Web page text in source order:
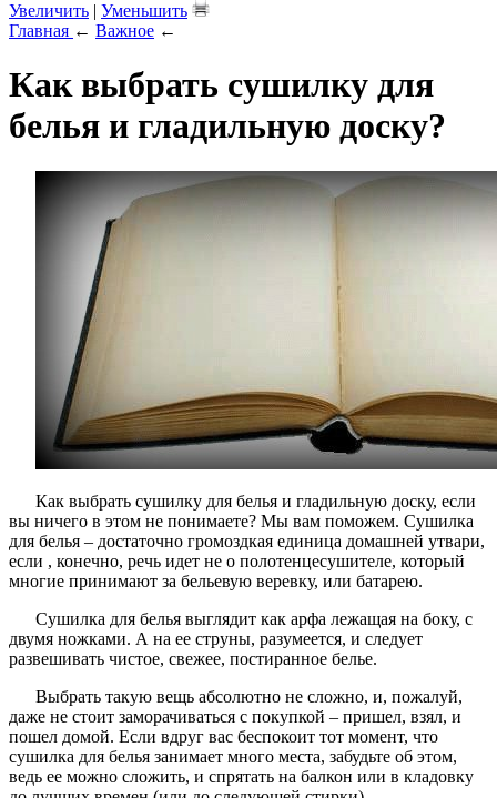
Увеличить | Уменьшить
Главная ← Важное ←
Как выбрать сушилку для
белья и гладильную доску?
Как выбрать сушилку для белья и гладильную доску, если
вы ничего в этом не понимаете? Мы вам поможем. Сушилка
для белья – достаточно громоздкая единица домашней утвари,
если , конечно, речь идет не о полотенцесушителе, который
многие принимают за бельевую веревку, или батарею.
Сушилка для белья выглядит как арфа лежащая на боку, с
двумя ножками. А на ее струны, разумеется, и следует
развешивать чистое, свежее, постиранное белье.
Выбрать такую вещь абсолютно не сложно, и, пожалуй,
даже не стоит заморачиваться с покупкой – пришел, взял, и
пошел домой. Если вдруг вас беспокоит тот момент, что
сушилка для белья занимает много места, забудьте об этом,
ведь ее можно сложить, и спрятать на балкон или в кладовку